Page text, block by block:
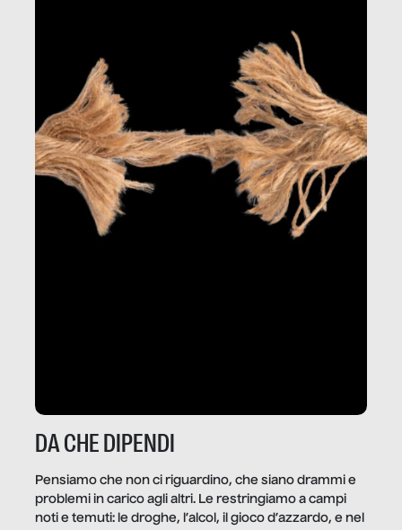
DA CHE DIPENDI
Pensiamo che non ci riguardino, che siano drammi e
problemi in carico agli altri. Le restringiamo a campi
noti e temuti: le droghe, l’alcol, il gioco d’azzardo, e nel